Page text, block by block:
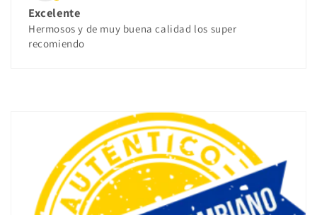
Excelente
Hermosos y de muy buena calidad los super
recomiendo